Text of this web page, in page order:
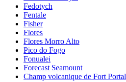
Fedotych
Fentale
Fisher
Flores
Flores Morro Alto
Pico do Fogo
Fonualei
Forecast Seamount
Champ volcanique de Fort Portal